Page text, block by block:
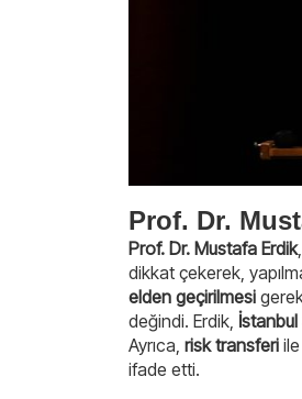
Prof. Dr.
Prof. Dr. Mustafa Erdik
dikkat çekerek,
elden geçirilmesi
değindi. Erdik, İstanbul
Ayrıca, risk transferi
ifade etti.